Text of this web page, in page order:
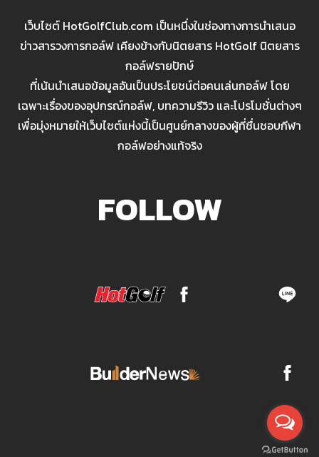
เว็บไซต์ HotGolfClub.com เป็นหนึ่งในช่องทางการนำเสนอ
ข่าวสารวงการกอล์ฟ เคียงข้างกับนิตยสาร HotGolf นิตยสาร
กอล์ฟรายปักษ์
ที่เน้นนำเสนอข้อมูลอันเป็นประโยชน์ต่อคนเล่นกอล์ฟ โดย
เฉพาะเรื่องของอุปกรณ์กอล์ฟ, บทความรีวิว และโปรโมชั่นต่างๆ
เพื่อมุ่งหมายให้เว็บไซต์แห่งนี้เป็นศูนย์กลางของผู้ที่ชื่นชอบกีฬา
กอล์ฟอย่างแท้จริง
FOLLOW